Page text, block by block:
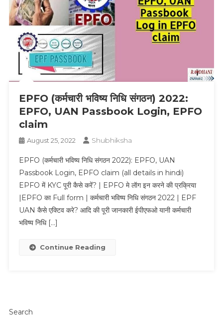
EPFO (कर्मचारी भविष्य निधि संगठन) 2022:
EPFO, UAN Passbook Login, EPFO
claim
August 25, 2022 Shubhiksha
EPFO (कर्मचारी भविष्य निधि संगठन 2022): EPFO, UAN
Passbook Login, EPFO claim (all details in hindi)
EPFO में KYC पूरी कैसे करें? | EPFO मे लॅाग इन करने की प्रक्रिया
|EPFO का Full form | कर्मचारी भविष्य निधि संगठन 2022 | EPF
UAN कैसे एक्टिव करे? आदि की पूरी जानकारी ईपीएफओ यानी कर्मचारी
भविष्य निधि […]
Continue Reading
Search